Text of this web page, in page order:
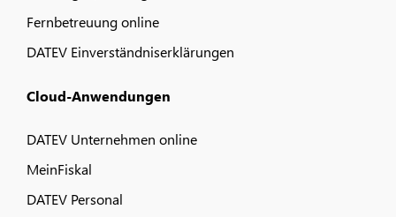
Fernbetreuung online
DATEV Einverständniserklärungen
Cloud-Anwendungen
DATEV Unternehmen online
MeinFiskal
DATEV Personal